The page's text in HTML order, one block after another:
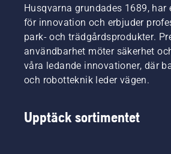
Husqvarna grundades 1689, har
för innovation och erbjuder
park- och trädgårdsprodukter.
användbarhet möter säkerhet
våra ledande innovationer, där
och robotteknik leder vägen.
Upptäck sortimentet